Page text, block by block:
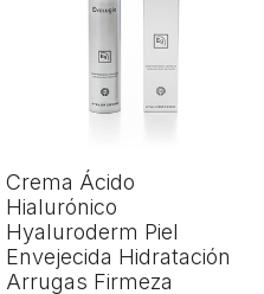
Crema Ácido
Hialurónico
Hyaluroderm Piel
Envejecida Hidratación
Arrugas Firmeza